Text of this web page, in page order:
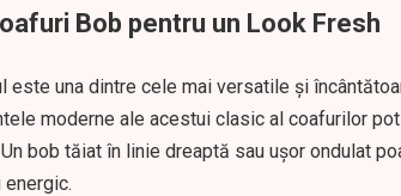
Bob pentru un Look Fresh
este una dintre cele mai versatile și
moderne ale acestui clasic al coafurilor
bob tăiat în linie dreaptă sau ușor ondulat
energic.